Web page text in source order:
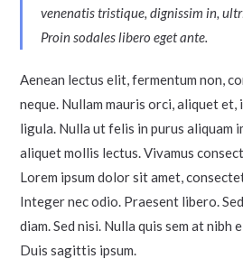
venenatis tristique, dignissim in,
Proin sodales libero eget ante.
Aenean lectus elit, fermentum non,
neque. Nullam mauris orci, aliquet
ligula. Nulla ut felis in purus aliquam
aliquet mollis lectus. Vivamus
Lorem ipsum dolor sit amet,
Integer nec odio. Praesent libero.
diam. Sed nisi. Nulla quis sem at nibh
Duis sagittis ipsum.